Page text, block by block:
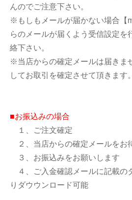
んのでご注意下さい。
※もしもメールが届かない場合【
らのメールが届くよう受信設定を
絡下さい。
※当店からの確定メールは届きま
してお取引を確定させて頂きます。
■お振込みの場合
１、ご注文確定
２、当店からの確定メールをお
３、お振込みをお願いします
４、ご入金確認メールに記載の
りダウウンロード可能